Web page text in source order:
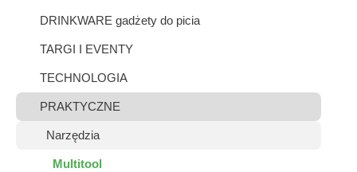
DRINKWARE gadżety do picia
TARGI I EVENTY
TECHNOLOGIA
PRAKTYCZNE
Narzędzia
Multitool